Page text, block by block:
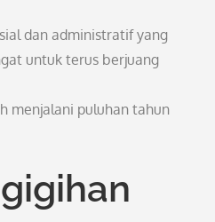
dan administratif yang
untuk terus berjuang
menjalani puluhan tahun